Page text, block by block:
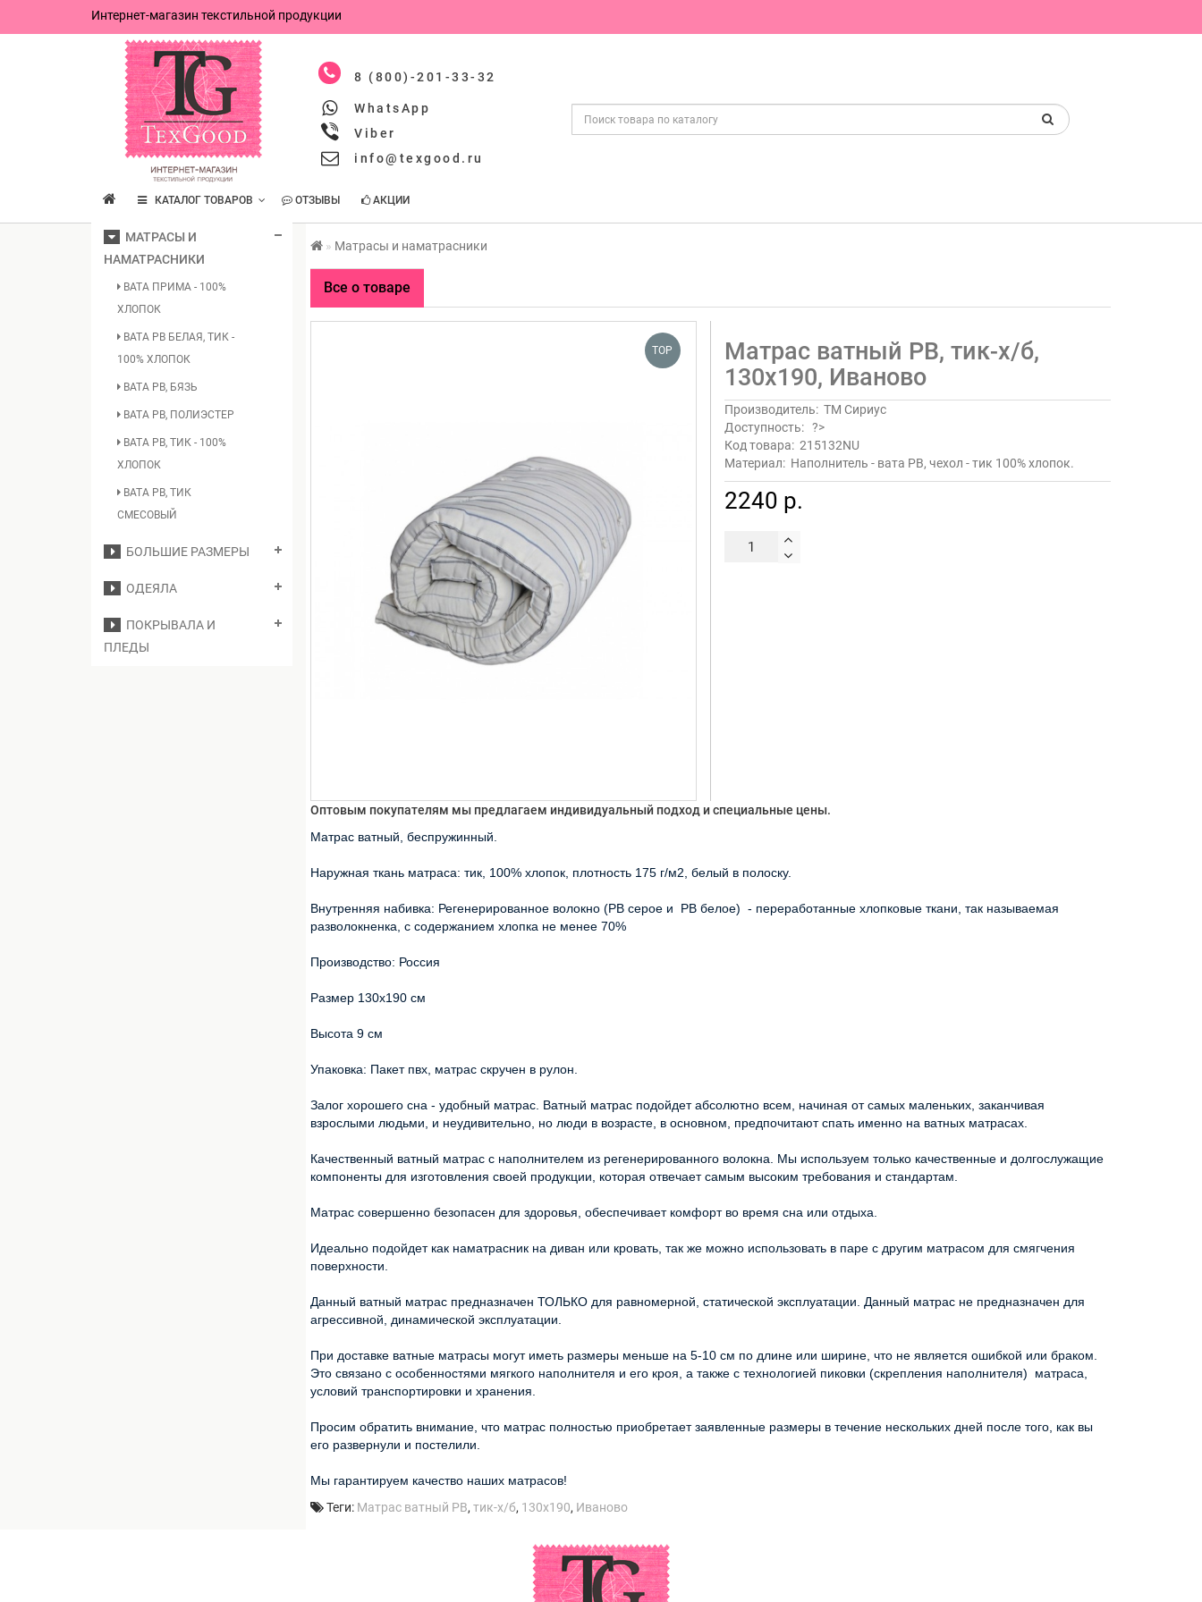
Интернет-магазин текстильной продукции
8 (800)-201-33-32
WhatsApp
Viber
info@texgood.ru
КАТАЛОГ ТОВАРОВ ОТЗЫВЫ АКЦИИ
МАТРАСЫ И
НАМАТРАСНИКИ
ВАТА ПРИМА - 100%
ХЛОПОК
ВАТА РВ БЕЛАЯ, ТИК -
100% ХЛОПОК
ВАТА РВ, БЯЗЬ
ВАТА РВ, ПОЛИЭСТЕР
ВАТА РВ, ТИК - 100%
ХЛОПОК
ВАТА РВ, ТИК
СМЕСОВЫЙ
БОЛЬШИЕ РАЗМЕРЫ
ОДЕЯЛА
ПОКРЫВАЛА И
ПЛЕДЫ
Матрасы и наматрасники
Все о товаре
TOP
Матрас ватный РВ, тик-х/б,
130х190, Иваново
Производитель: ТМ Сириус
Доступность: ?>
Код товара: 215132NU
Материал: Наполнитель - вата РВ, чехол - тик 100% хлопок.
2240 р.
Оптовым покупателям мы предлагаем индивидуальный подход и специальные цены.
Матрас ватный, беспружинный.
Наружная ткань матраса: тик, 100% хлопок, плотность 175 г/м2, белый в полоску.
Внутренняя набивка: Регенерированное волокно (РВ серое и РВ белое) - переработанные хлопковые ткани, так называемая
разволокненка, с содержанием хлопка не менее 70%
Производство: Россия
Размер 130х190 см
Высота 9 см
Упаковка: Пакет пвх, матрас скручен в рулон.
Залог хорошего сна - удобный матрас. Ватный матрас подойдет абсолютно всем, начиная от самых маленьких, заканчивая
взрослыми людьми, и неудивительно, но люди в возрасте, в основном, предпочитают спать именно на ватных матрасах.
Качественный ватный матрас с наполнителем из регенерированного волокна. Мы используем только качественные и долгослужащие
компоненты для изготовления своей продукции, которая отвечает самым высоким требования и стандартам.
Матрас совершенно безопасен для здоровья, обеспечивает комфорт во время сна или отдыха.
Идеально подойдет как наматрасник на диван или кровать, так же можно использовать в паре с другим матрасом для смягчения
поверхности.
Данный ватный матрас предназначен ТОЛЬКО для равномерной, статической эксплуатации. Данный матрас не предназначен для
агрессивной, динамической эксплуатации.
При доставке ватные матрасы могут иметь размеры меньше на 5-10 см по длине или ширине, что не является ошибкой или браком.
Это связано с особенностями мягкого наполнителя и его кроя, а также с технологией пиковки (скрепления наполнителя) матраса,
условий транспортировки и хранения.
Просим обратить внимание, что матрас полностью приобретает заявленные размеры в течение нескольких дней после того, как вы
его развернули и постелили.
Мы гарантируем качество наших матрасов!
Теги: Матрас ватный РВ,тик-х/б, 130х190, Иваново